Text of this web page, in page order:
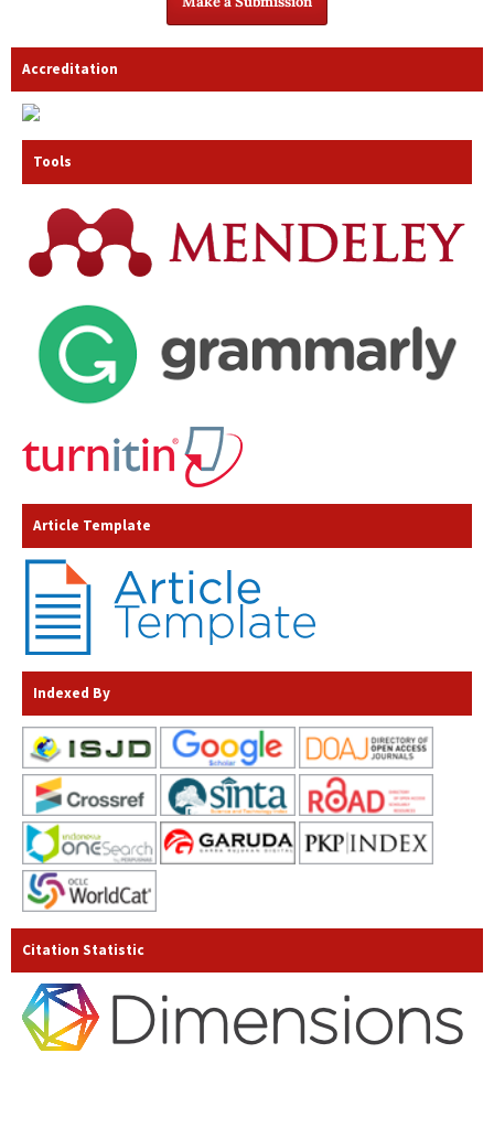
Accreditation
Tools
Article Template
Indexed By
Citation Statistic